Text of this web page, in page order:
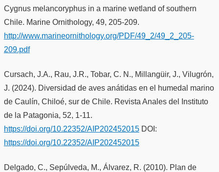
Cygnus melancoryphus in a marine wetland of southern
Chile. Marine Ornithology, 49, 205-209.
http://www.marineornithology.org/PDF/49_2/49_2_205-
209.pdf
Cursach, J.A., Rau, J.R., Tobar, C. N., Millangüir, J., Vilugrón,
J. (2024). Diversidad de aves anátidas en el humedal marino
de Caulín, Chiloé, sur de Chile. Revista Anales del Instituto
de la Patagonia, 52, 1-11.
https://doi.org/10.22352/AIP202452015DOI:
https://doi.org/10.22352/AIP202452015
Delgado, C., Sepúlveda, M., Álvarez, R. (2010). Plan de